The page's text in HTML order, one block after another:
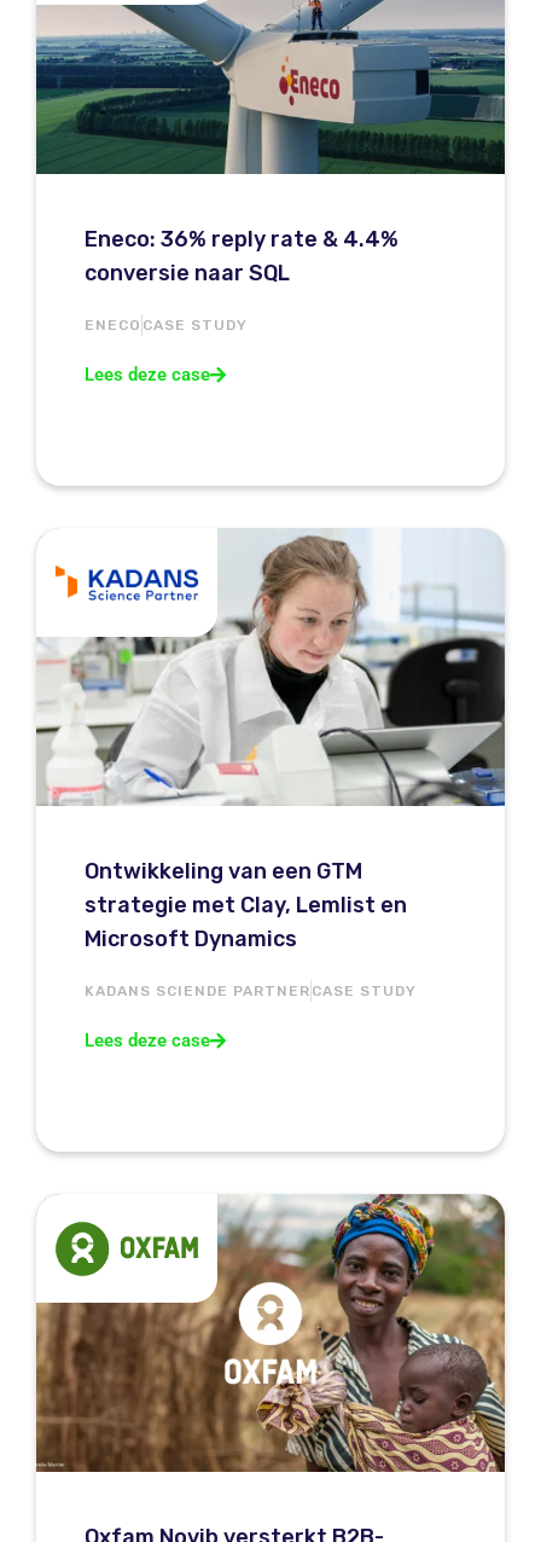
Eneco: 36% reply rate & 4.4%
conversie naar SQL
ENECO CASE STUDY
Lees deze case
Ontwikkeling van een GTM
strategie met Clay, Lemlist en
Microsoft Dynamics
KADANS SCIENDE PARTNER CASE STUDY
Lees deze case